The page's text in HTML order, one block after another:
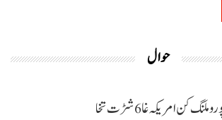
حوال
کن امریکہ غا 6 شڑت تخا